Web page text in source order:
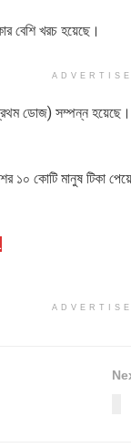
বেশি খরচ হয়েছে।
ডোজ) সম্পন্ন
১০ কোটি মানুষ